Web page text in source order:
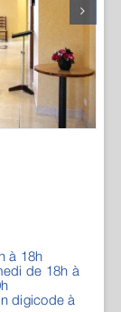
à 18h
de 18h à
digicode à